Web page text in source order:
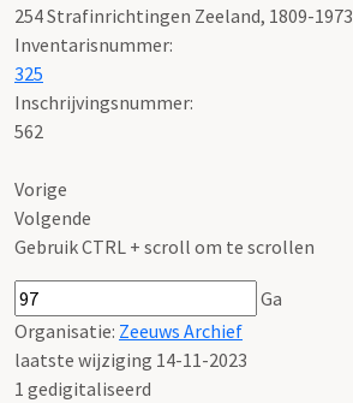
254 Strafinrichtingen Zeeland, 1809-1973
Inventarisnummer:
325
Inschrijvingsnummer:
562
Vorige
Volgende
Gebruik CTRL + scroll om te scrollen
Ga
Organisatie: Zeeuws Archief
laatste wijziging 14-11-2023
1 gedigitaliseerd